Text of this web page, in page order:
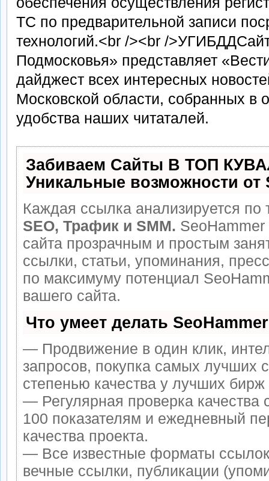
ТС по предварительной записи
технологий.<br /><br /
Подмосковья» представляет
дайджест всех интересных
Московской области, собранных в
удобства наших читаталей.
Забиваем Сайты В ТОП
Уникальные возможности от
Каждая ссылка анализируется по
SEO, Трафик и SMM.
сайта прозрачным и простым
ссылки, статьи, упоминания,
по максимуму потенциал
вашего сайта.
Что умеет делать SeoHammer
— Продвижение в один клик,
запросов, покупка самых лучших
степенью качества у лучших
— Регулярная проверка качества
100 показателям и ежедневный
качества проекта.
— Все известные форматы
вечные ссылки, публикации